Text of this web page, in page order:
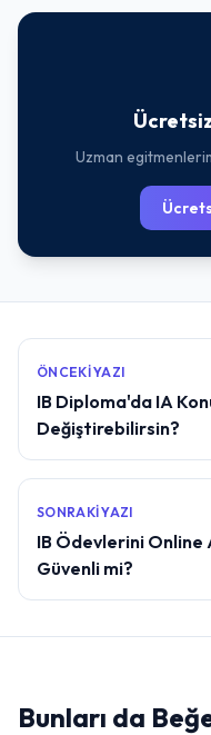
Uzman
ÖNCEKI YAZI
IB Diploma'da IA
Değiştirebilirsin?
SONRAKI YAZI
IB Ödevlerini Online
Güvenli mi?
Bunları da